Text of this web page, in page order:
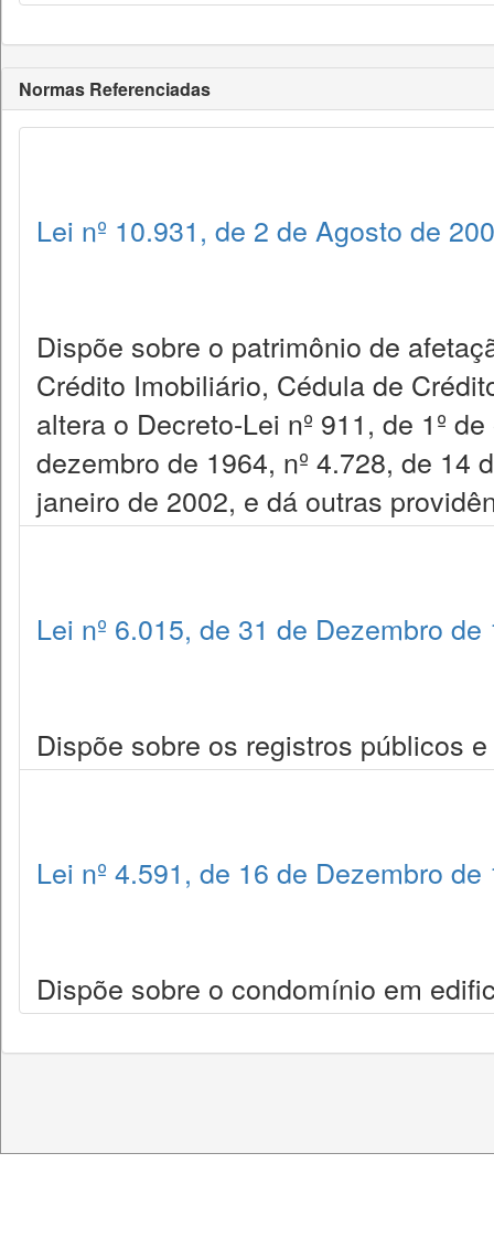
Normas Referenciadas
Lei nº 10.931, de 2 de Agosto de
Dispõe sobre o patrimônio de
Crédito Imobiliário, Cédula de
altera o Decreto-Lei nº 911, de 1º
dezembro de 1964, nº 4.728, de 14
janeiro de 2002, e dá outras
Lei nº 6.015, de 31 de Dezembro de
Dispõe sobre os registros públicos
Lei nº 4.591, de 16 de Dezembro de
Dispõe sobre o condomínio em